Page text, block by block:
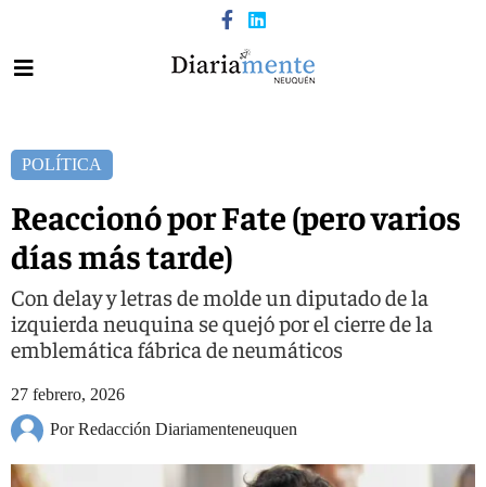
POLÍTICA
Reaccionó por Fate (pero varios
días más tarde)
Con delay y letras de molde un diputado de la
izquierda neuquina se quejó por el cierre de la
emblemática fábrica de neumáticos
27 febrero, 2026
Por Redacción Diariamenteneuquen